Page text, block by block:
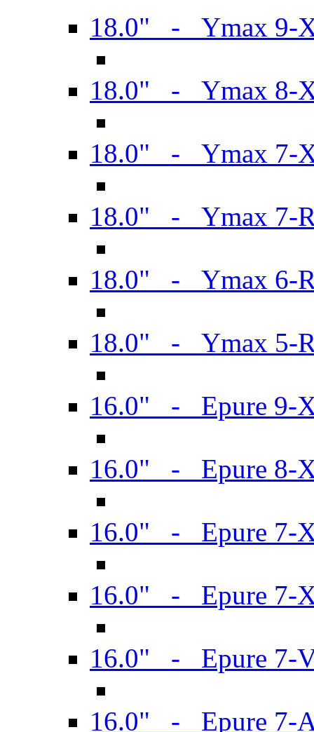
18.0" - Ymax 9-
18.0" - Ymax 8-
18.0" - Ymax 7-
18.0" - Ymax 7-
18.0" - Ymax 6-
18.0" - Ymax 5-
16.0" - Epure 9-
16.0" - Epure 8-
16.0" - Epure 7-
16.0" - Epure 7-
16.0" - Epure 7-
16.0" - Epure 7-